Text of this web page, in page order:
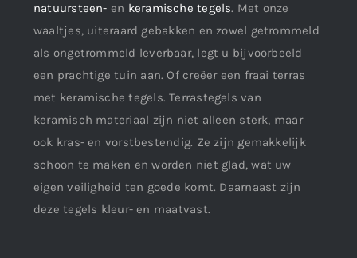
natuursteen- en keramische tegels. Met onze
waaltjes, uiteraard gebakken en zowel getrommeld
als ongetrommeld leverbaar, legt u bijvoorbeeld
een prachtige tuin aan. Of creëer een fraai terras
met keramische tegels. Terrastegels van
keramisch materiaal zijn niet alleen sterk, maar
ook kras- en vorstbestendig. Ze zijn gemakkelijk
schoon te maken en worden niet glad, wat uw
eigen veiligheid ten goede komt. Daarnaast zijn
deze tegels kleur- en maatvast.